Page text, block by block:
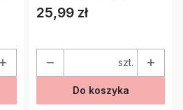
Średnich i Dużych Papug
Cena
25,99 zł
szt.
Do koszyka